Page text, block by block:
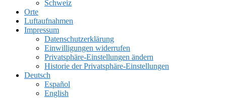
Schweiz
Orte
Luftaufnahmen
Impressum
Datenschutzerklärung
Einwilligungen widerrufen
Privatsphäre-Einstellungen ändern
Historie der Privatsphäre-Einstellungen
Deutsch
Español
English